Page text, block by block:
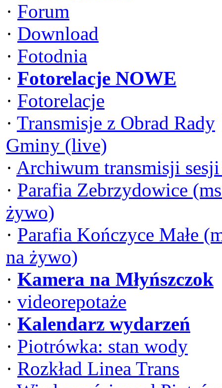
· Forum
· Download
· Fotodnia
· Fotorelacje NOWE
· Fotorelacje
· Transmisje z Obrad Rady
Gminy (live)
· Archiwum transmisji
· Parafia Zebrzydowice
żywo)
· Parafia Kończyce Małe
na żywo)
· Kamera na Młyńszczok
· videorepotaże
· Kalendarz wydarzeń
· Piotrówka: stan wody
· Rozkład Linea Trans